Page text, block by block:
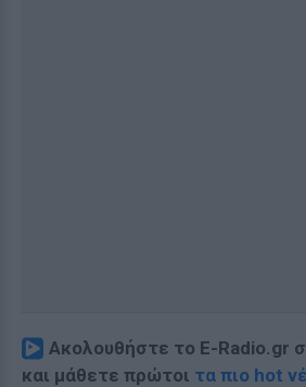
Ακολουθήστε το E-Radio.gr
και μάθετε πρώτοι τα πιο hot